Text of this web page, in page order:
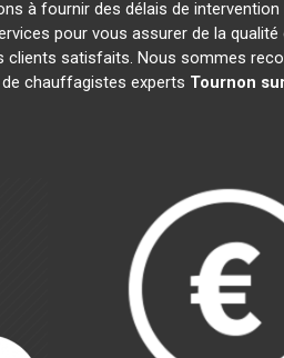
à fournir des délais de intervention
pour vous assurer de la qualité
clients satisfaits. Nous sommes
chauffagistes experts Tournon